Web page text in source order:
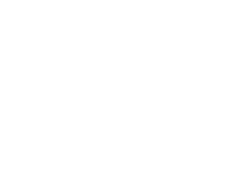
конференция с участием иностранных
предупреждение удароопасности…
бассейн и Приазовье:
угрозы и риски»